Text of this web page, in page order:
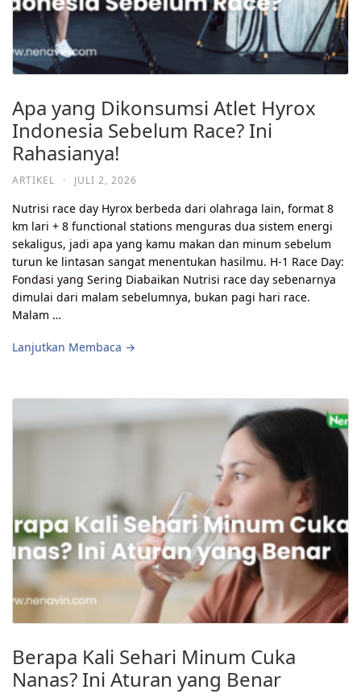
Apa yang Dikonsumsi Atlet Hyrox
Indonesia Sebelum Race? Ini
Rahasianya!
ARTIKEL · JULI 2, 2026
Nutrisi race day Hyrox berbeda dari olahraga lain, format 8
km lari + 8 functional stations menguras dua sistem energi
sekaligus, jadi apa yang kamu makan dan minum sebelum
turun ke lintasan sangat menentukan hasilmu. H-1 Race Day:
Fondasi yang Sering Diabaikan Nutrisi race day sebenarnya
dimulai dari malam sebelumnya, bukan pagi hari race.
Malam …
Lanjutkan Membaca →
Berapa Kali Sehari Minum Cuka
Nanas? Ini Aturan yang Benar